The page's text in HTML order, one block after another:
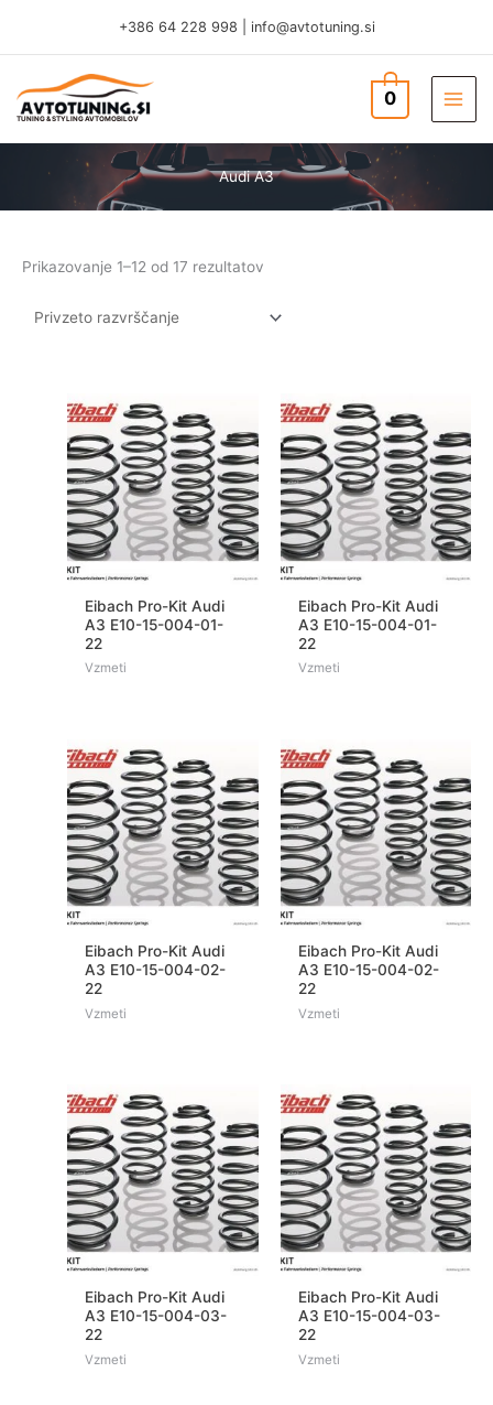
content
+386 64 228 998 info@avtotuning.si
TUNING & STYLING AVTOMOBILOV
0
Audi A3
Prikazovanje 1–12 od 17 rezultatov
Eibach Pro-Kit Audi
A3 E10-15-004-01-
22
Vzmeti
Eibach Pro-Kit Audi
A3 E10-15-004-01-
22
Vzmeti
Eibach Pro-Kit Audi
A3 E10-15-004-02-
22
Vzmeti
Eibach Pro-Kit Audi
A3 E10-15-004-02-
22
Vzmeti
Eibach Pro-Kit Audi
A3 E10-15-004-03-
22
Vzmeti
Eibach Pro-Kit Audi
A3 E10-15-004-03-
22
Vzmeti